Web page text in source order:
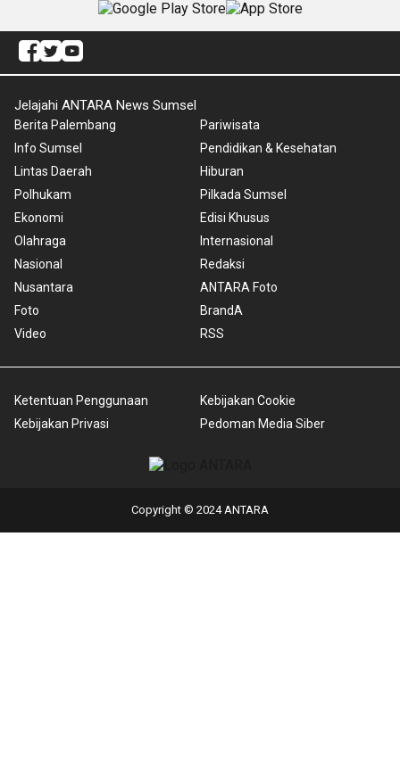
Jelajahi ANTARA News Sumsel
Berita Palembang
Info Sumsel
Lintas Daerah
Polhukam
Ekonomi
Olahraga
Nasional
Nusantara
Foto
Video
Pariwisata
Pendidikan & Kesehatan
Hiburan
Pilkada Sumsel
Edisi Khusus
Internasional
Redaksi
ANTARA Foto
BrandA
RSS
Ketentuan Penggunaan
Kebijakan Privasi
Kebijakan Cookie
Pedoman Media Siber
Copyright © 2024 ANTARA